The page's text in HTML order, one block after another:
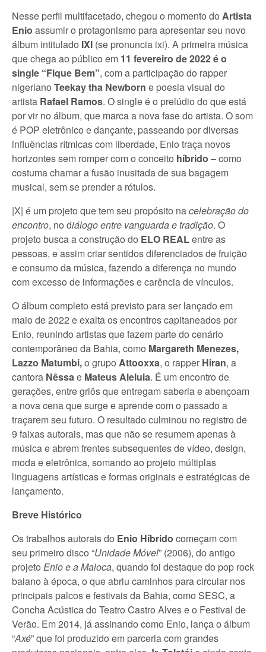
Nesse perfil multifacetado, chegou o momento do Artista
Enio assumir o protagonismo para apresentar seu novo
álbum intitulado IXI (se pronuncia ixi). A primeira música
que chega ao público em 11 fevereiro de 2022 é o
single “Fique Bem”, com a participação do rapper
nigeriano Teekay tha Newborn e poesia visual do
artista Rafael Ramos. O single é o prelúdio do que está
por vir no álbum, que marca a nova fase do artista. O som
é POP eletrônico e dançante, passeando por diversas
influências rítmicas com liberdade, Enio traça novos
horizontes sem romper com o conceito híbrido – como
costuma chamar a fusão inusitada de sua bagagem
musical, sem se prender a rótulos.
|X| é um projeto que tem seu propósito nacelebração do
encontro, no diálogo entre vanguarda e tradição. O
projeto busca a construção do ELO REALentre as
pessoas, e assim criar sentidos diferenciados de fruição
e consumo da música, fazendo a diferença no mundo
com excesso de informações e carência de vínculos.
O álbum completo está previsto para ser lançado em
maio de 2022 e exalta os encontros capitaneados por
Enio, reunindo artistas que fazem parte do cenário
contemporâneo da Bahia, como Margareth Menezes,
Lazzo Matumbi,o grupo Attooxxa, o rapper Hiran, a
cantora Nêssae Mateus Aleluia. É um encontro de
gerações, entre griôs que entregam saberia e abençoam
a nova cena que surge e aprende com o passado a
traçarem seu futuro. O resultado culminou no registro de
9 faixas autorais, mas que não se resumem apenas à
música e abrem frentes subsequentes de vídeo, design,
moda e eletrônica, somando ao projeto múltiplas
linguagens artísticas e formas originais e estratégicas de
lançamento.
Breve Histórico
Os trabalhos autorais do Enio Híbrido começam com
seu primeiro disco “Unidade Móvel” (2006), do antigo
projeto Enio e a Maloca, quando foi destaque do pop rock
baiano à época, o que abriu caminhos para circular nos
principais palcos e festivais da Bahia, como SESC, a
Concha Acústica do Teatro Castro Alves e o Festival de
Verão. Em 2014, já assinando como Enio, lança o álbum
“Axé” que foi produzido em parceria com grandes